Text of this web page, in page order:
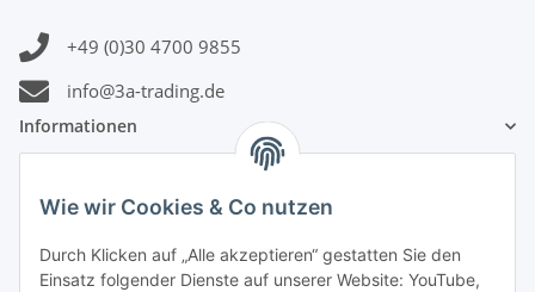
Wie wir Cookies & Co nutzen
Durch Klicken auf „Alle akzeptieren“ gestatten Sie den
Einsatz folgender Dienste auf unserer Website: YouTube,
+49 (0)30 4700 9855
info@3a-trading.de
Informationen
Zahlungsinformationen